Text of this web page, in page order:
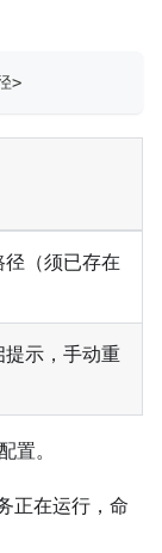
>
（须已存在
示，手动重
置。
正在运行，命